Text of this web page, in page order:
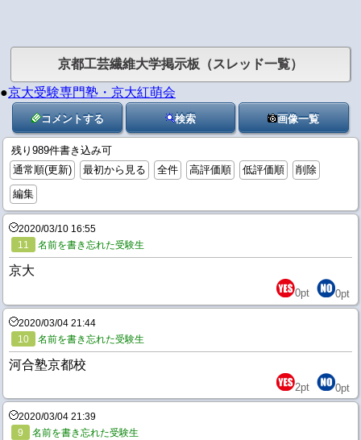
京都工芸繊維大学掲示板（スレッド一覧）
●京大受験専門塾・京大紅萌会
コメントする 検索 画像一覧
残り989件書き込み可
通常順(更新)
最初から見る 全件 高評価順 低評価順
削除
編集
2020/03/10 16:55
11
名前を書き忘れた受験生
京大
0pt 0pt
2020/03/04 21:44
10
名前を書き忘れた受験生
河合塾京都校
2pt 0pt
2020/03/04 21:39
9
名前を書き忘れた受験生